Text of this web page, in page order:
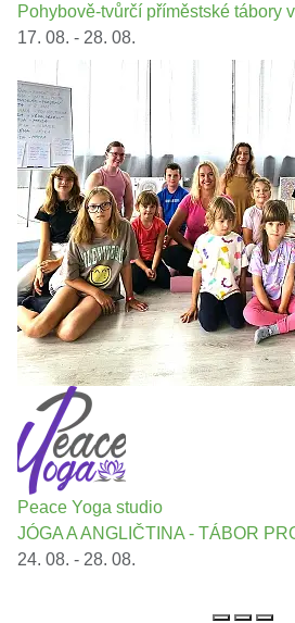
Pohybově-tvůrčí příměstské tábory
17. 08. - 28. 08.
Peace Yoga studio
JÓGA A ANGLIČTINA - TÁBOR
24. 08. - 28. 08.